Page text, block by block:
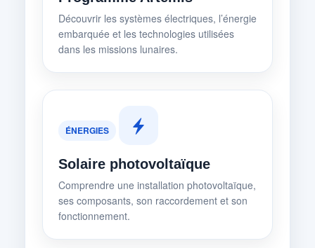
Découvrir les systèmes électriques, l’énergie
embarquée et les technologies utilisées
dans les missions lunaires.
ÉNERGIES
Solaire photovoltaïque
Comprendre une installation photovoltaïque,
ses composants, son raccordement et son
fonctionnement.